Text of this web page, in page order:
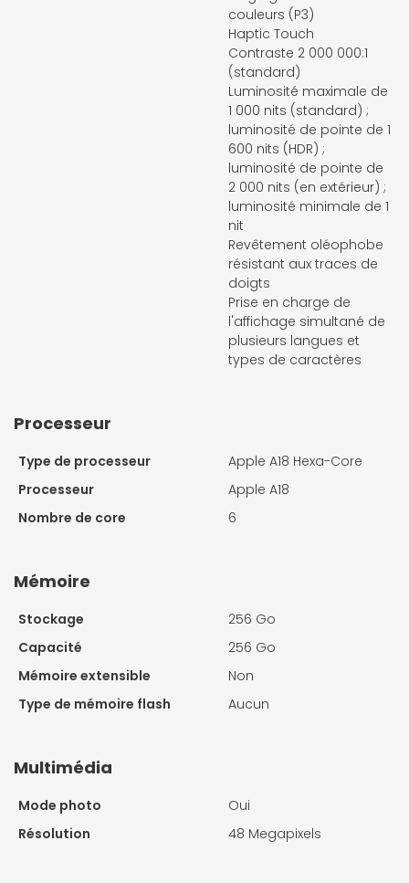
couleurs (P3)
Haptic Touch
Contraste 2 000 000:1
(standard)
Luminosité maximale de
1 000 nits (standard) ;
luminosité de pointe de 1
600 nits (HDR) ;
luminosité de pointe de
2 000 nits (en extérieur) ;
luminosité minimale de 1
nit
Revêtement oléophobe
résis­tant aux traces de
doigts
Prise en charge de
l'affichage simultané de
plusieurs langues et
types de caractères
Processeur
Type de processeur
Apple A18 Hexa-Core
Processeur
Apple A18
Nombre de core
6
Mémoire
Stockage
256 Go
Capacité
256 Go
Mémoire extensible
Non
Type de mémoire flash
Aucun
Multimédia
Mode photo
Oui
Résolution
48 Megapixels